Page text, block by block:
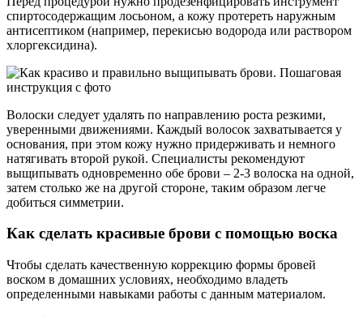
спиртосодержащим лосьоном, а кожу протереть наружным
антисептиком (например, перекисью водорода или раствором
хлоргексидина).
Волоски следует удалять по направлению роста резкими,
уверенными движениями. Каждый волосок захватывается у
основания, при этом кожу нужно придерживать и немного
натягивать второй рукой. Специалисты рекомендуют
выщипывать одновременно обе брови – 2-3 волоска на одной,
затем столько же на другой стороне, таким образом легче
добиться симметрии.
Как сделать красивые брови с помощью воска
Чтобы сделать качественную коррекцию формы бровей
воском в домашних условиях, необходимо владеть
определенными навыками работы с данным материалом.